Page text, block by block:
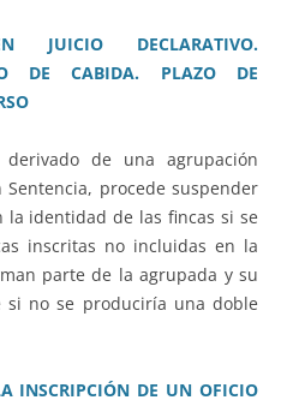
JUICIO DECLARATIVO.
DE CABIDA. PLAZO DE
de una agrupación
procede suspender
identidad de las fincas si se
inscritas no incluidas en la
parte de la agrupada y su
no se produciría una doble
INSCRIPCIÓN DE UN OFICIO